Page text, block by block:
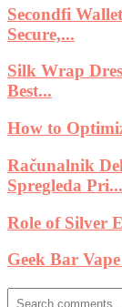
Secondfi
Secure,...
Silk Wrap
Best...
How to
Računalnik
Spregleda Pri...
Role of Silver
Geek Bar